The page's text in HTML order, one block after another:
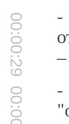
00:00:29
-